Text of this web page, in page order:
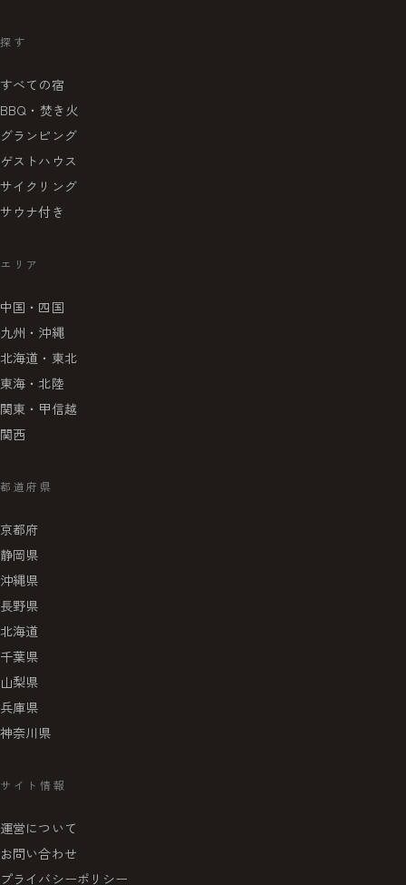
探す
すべての宿
BBQ・焚き火
グランピング
ゲストハウス
サイクリング
サウナ付き
エリア
中国・四国
九州・沖縄
北海道・東北
東海・北陸
関東・甲信越
関西
都道府県
京都府
静岡県
沖縄県
長野県
北海道
千葉県
山梨県
兵庫県
神奈川県
サイト情報
運営について
お問い合わせ
プライバシーポリシー